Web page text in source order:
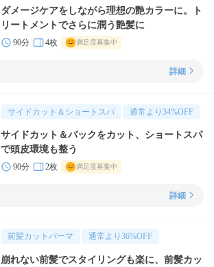
ダメージケアをしながら理想の艶カラーに。ト
リートメントでさらに潤う艶髪に
90分 4枚 満足度募集中
詳細
サイドカット＆ショートスパ 通常より 34%OFF
サイドカット＆バックをカット、ショートスパ
で頭皮環境も整う
90分 2枚 満足度募集中
詳細
前髪カットパーマ 通常より 36%OFF
崩れない前髪でスタイリングも楽に、前髪カッ